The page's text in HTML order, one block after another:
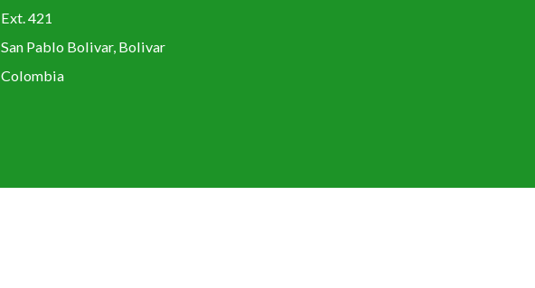
Ext. 421
San Pablo Bolivar, Bolivar
Colombia